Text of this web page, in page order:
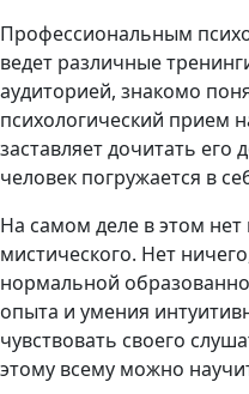
Профессиональным
ведет различные
аудиторией, знакомо
психологический прием
заставляет дочитать его
человек погружается в
На самом деле в этом
мистического. Нет
нормальной
опыта и умения
чувствовать своего
этому всему можно